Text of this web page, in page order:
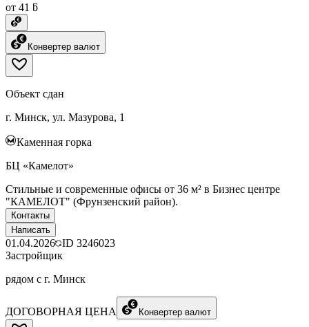
от 41 ƃ
Конвертер валют
Объект сдан
г. Минск, ул. Мазурова, 1
Каменная горка
БЦ «Камелот»
Стильные и современные офисы от 36 м² в Бизнес центре
"КАМЕЛОТ" (Фрунзенский район).
Контакты
Написать
01.04.2026 ID 3246023
Застройщик
рядом с г. Минск
ДОГОВОРНАЯ ЦЕНА Конвертер валют